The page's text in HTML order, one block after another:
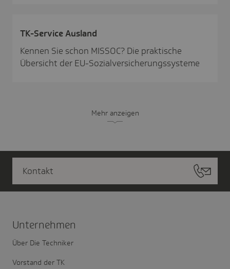
TK-Service Ausland
Kennen Sie schon MISSOC? Die praktische
Übersicht der EU-Sozialversicherungssysteme
Mehr anzeigen
Kontakt
Unter­nehmen
Über Die Techniker
Vorstand der TK